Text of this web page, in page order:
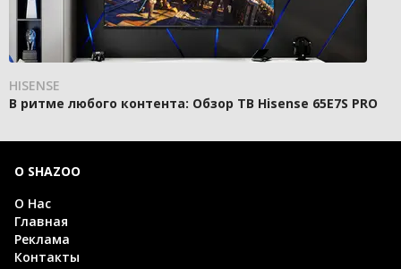
HISENSE
В ритме любого контента: Обзор ТВ Hisense 65E7S PRO
О SHAZOO
О Нас
Главная
Реклама
Контакты